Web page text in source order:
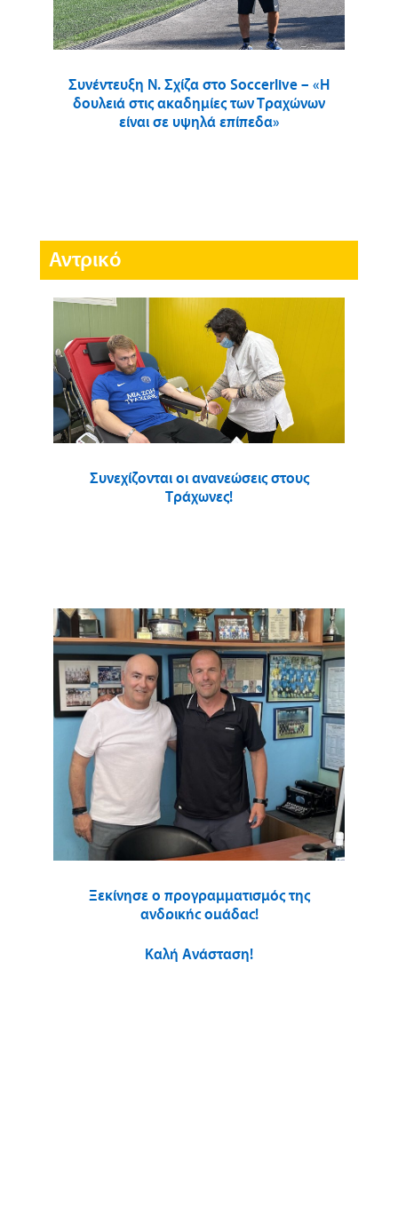
Συνέντευξη Ν. Σχίζα στο Soccerlive – «Η
δουλειά στις ακαδημίες των Τραχώνων
είναι σε υψηλά επίπεδα»
Αντρικό
Συνεχίζονται οι ανανεώσεις στους
Τράχωνες!
Ξεκίνησε ο προγραμματισμός της
ανδρικής ομάδας!
Καλή Ανάσταση!